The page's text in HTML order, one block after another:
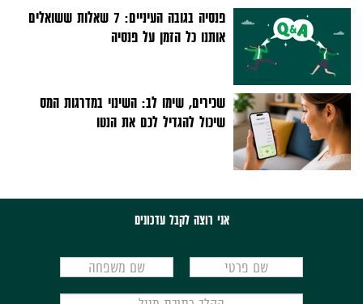
פנסיה בגובה העיניים: 7 שאלות ששואלים
אותנו כל הזמן על פנסיה
שכירים, שימו לב: השינוי במדרגות המס
שיכול להגדיל לכם את הנטו
אני רוצה לקבל עדכונים